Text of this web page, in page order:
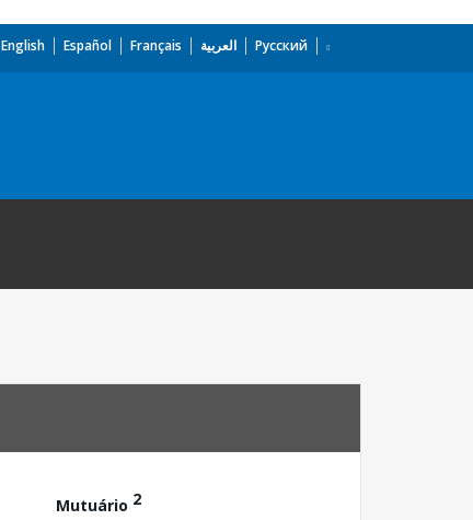
English Español Français العربية Русский
Mutuário 2